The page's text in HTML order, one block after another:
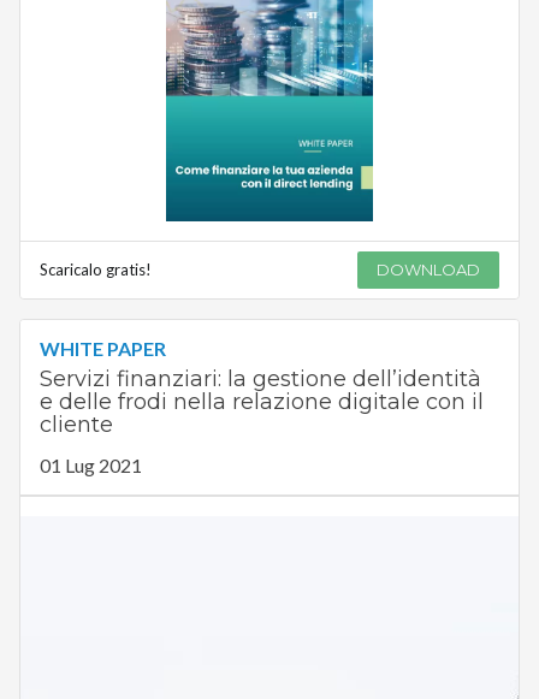
Scaricalo gratis! DOWNLOAD
WHITE PAPER
Servizi finanziari: la gestione dell’identità
e delle frodi nella relazione digitale con il
cliente
01 Lug 2021